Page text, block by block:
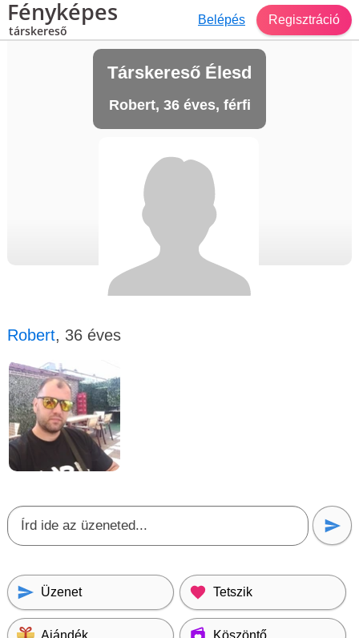
Fényképes
társkereső
Belépés Regisztráció
Társkereső Élesd
Robert, 36 éves, férfi
Robert, 36 éves
Üzenet Tetszik